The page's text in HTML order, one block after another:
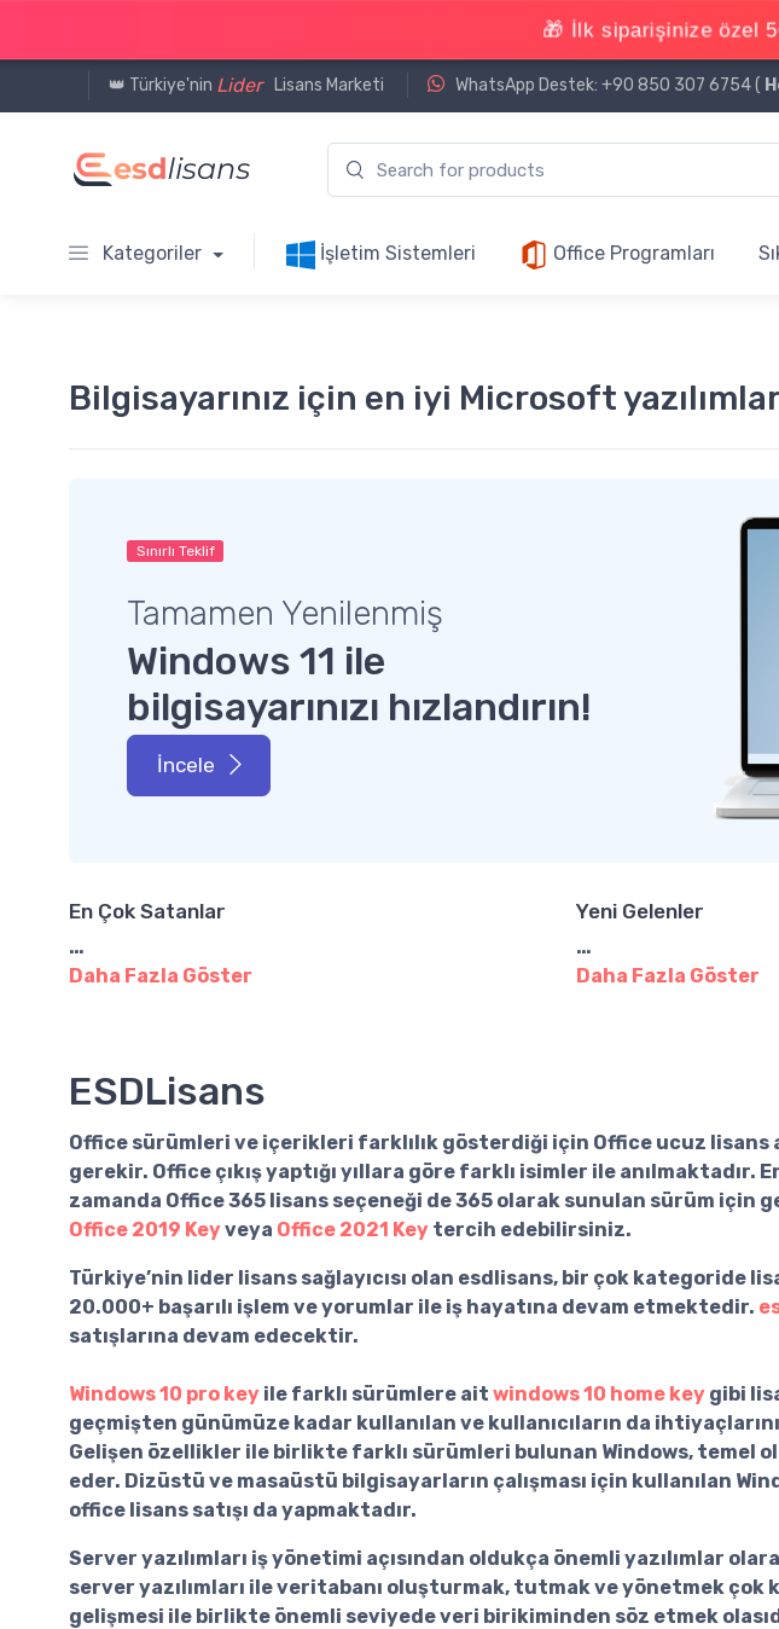
👑 Türkiye'nin Lider Lisans Marketi WhatsApp Destek: +90 850 307 6754 (
Kategoriler İşletim Sistemleri Office Programları
Bilgisayarınız için en iyi Microsoft
Sınırlı Teklif
Tamamen Yenilenmiş
Windows 11 ile
bilgisayarınızı hızlandırın!
İncele
En Çok Satanlar
…
Daha Fazla Göster
Yeni Gelenler
…
Daha Fazla Göster
ESDLisans
Office sürümleri ve içerikleri farklılık gösterdiği için Office ucuz lisans
gerekir. Office çıkış yaptığı yıllara göre farklı isimler ile anılmaktadır.
zamanda Office 365 lisans seçeneği de 365 olarak sunulan sürüm için
Office 2019 Keyveya Office 2021 Key tercih edebilirsiniz.
Türkiye’nin lider lisans sağlayıcısı olan esdlisans, bir çok kategoride
20.000+ başarılı işlem ve yorumlar ile iş hayatına devam etmektedir.
satışlarına devam edecektir.
Windows 10 pro key ile farklı sürümlere ait windows 10 home key gibi
geçmişten günümüze kadar kullanılan ve kullanıcıların da
Gelişen özellikler ile birlikte farklı sürümleri bulunan Windows, temel
eder. Dizüstü ve masaüstü bilgisayarların çalışması için kullanılan
office lisans satışı da yapmaktadır.
Server yazılımları iş yönetimi açısından oldukça önemli yazılımlar
server yazılımları ile veritabanı oluşturmak, tutmak ve yönetmek
gelişmesi ile birlikte önemli seviyede veri birikiminden söz etmek